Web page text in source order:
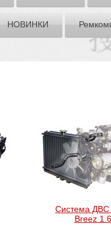
НОВИНКИ
Система ДВС
Breez 1.6